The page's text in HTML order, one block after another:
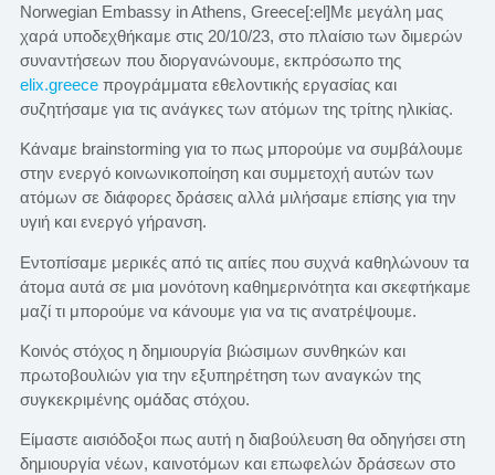
Norwegian Embassy in Athens, Greece[:el]Με μεγάλη μας
χαρά υποδεχθήκαμε στις 20/10/23, στο πλαίσιο των διμερών
συναντήσεων που διοργανώνουμε, εκπρόσωπο της
elix.greeceπρογράμματα εθελοντικής εργασίας και
συζητήσαμε για τις ανάγκες των ατόμων της τρίτης ηλικίας.
Κάναμε brainstorming για το πως μπορούμε να συμβάλουμε
στην ενεργό κοινωνικοποίηση και συμμετοχή αυτών των
ατόμων σε διάφορες δράσεις αλλά μιλήσαμε επίσης για την
υγιή και ενεργό γήρανση.
Εντοπίσαμε μερικές από τις αιτίες που συχνά καθηλώνουν τα
άτομα αυτά σε μια μονότονη καθημερινότητα και σκεφτήκαμε
μαζί τι μπορούμε να κάνουμε για να τις ανατρέψουμε.
Κοινός στόχος η δημιουργία βιώσιμων συνθηκών και
πρωτοβουλιών για την εξυπηρέτηση των αναγκών της
συγκεκριμένης ομάδας στόχου.
Είμαστε αισιόδοξοι πως αυτή η διαβούλευση θα οδηγήσει στη
δημιουργία νέων, καινοτόμων και επωφελών δράσεων στο